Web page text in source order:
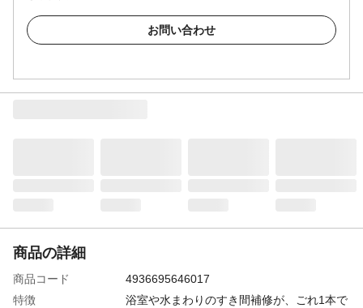
お問い合わせ
商品の詳細
商品コード
4936695646017
特徴
浴室や水まわりのすき間補修が、ごれ1本で